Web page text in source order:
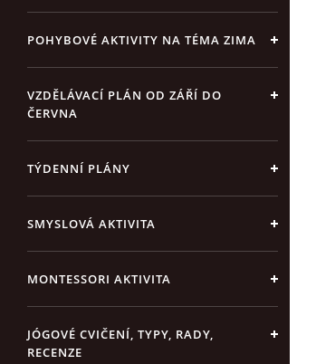
POHYBOVÉ AKTIVITY NA TÉMA ZIMA
VZDĚLÁVACÍ PLÁN OD ZÁŘÍ DO
ČERVNA
TÝDENNÍ PLÁNY
SMYSLOVÁ AKTIVITA
MONTESSORI AKTIVITA
JÓGOVÉ CVIČENÍ, TYPY, RADY,
RECENZE